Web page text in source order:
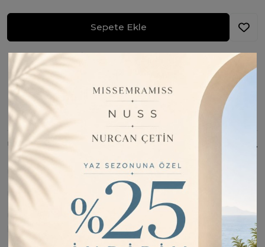
Sepete Ekle
İade Bilgisi:
Değişim Kabul Edilir
ÜRÜN BILGISI
Ürün Kumaşı : %86 Viscon %14 Pes
Ürün Boyu : Kap 78cm Pantolon 107cm
Ürün Bedenleri : 1 Beden (36-38-40) 2 Beden (42-44-46)
Bedene Uyumludur